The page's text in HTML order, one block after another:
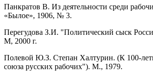
Панкратов В. Из деятельности среди
«Былое», 1906, № 3.
Перегудова З.И. "Политический сыск
М, 2000 г.
Полевой Ю.З. Степан Халтурин. (К 100-
союза русских рабочих"). М., 1979.